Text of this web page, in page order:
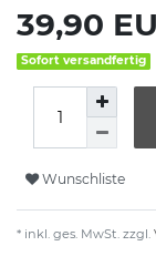
39,90
Sofort versandfertig
Wunschliste
* inkl. ges. MwSt. zzgl.